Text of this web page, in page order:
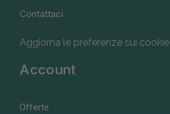
Contattaci
Aggiorna le preferenze sui cookie
Account
Offerte